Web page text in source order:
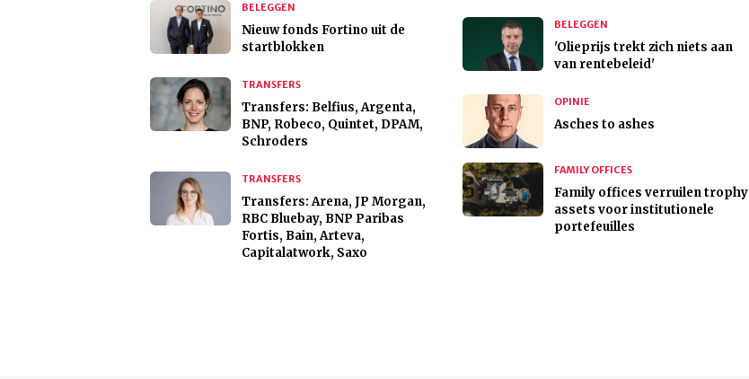
BELEGGEN
Nieuw fonds Fortino uit de
startblokken
TRANSFERS
Transfers: Belfius, Argenta,
BNP, Robeco, Quintet, DPAM,
Schroders
TRANSFERS
Transfers: Arena, JP Morgan,
RBC Bluebay, BNP Paribas
Fortis, Bain, Arteva,
Capitalatwork, Saxo
BELEGGEN
'Olieprijs trekt zich niets aan
van rentebeleid'
OPINIE
Asches to ashes
FAMILY OFFICES
Family offices verruilen trophy
assets voor institutionele
portefeuilles